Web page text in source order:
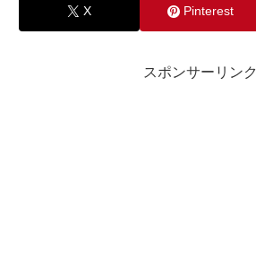
X Pinterest
スポンサーリンク